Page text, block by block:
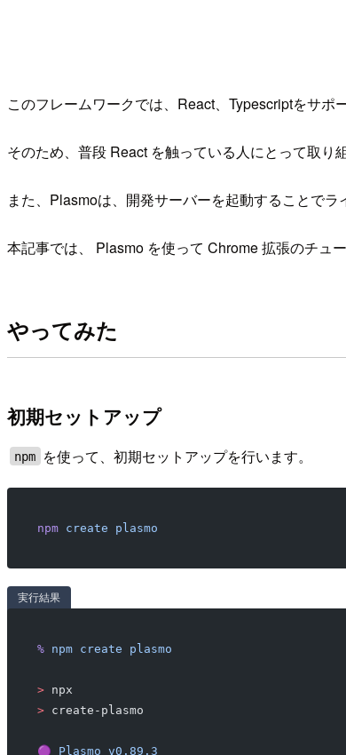
このフレームワークでは、React、Typescriptをサポ
そのため、普段 React を触っている人にとって取り
また、Plasmoは、開発サーバーを起動することで
本記事では、 Plasmo を使って Chrome 拡張のチュ
やってみた
初期セットアップ
npm を使って、初期セットアップを行います。
npm create plasmo
実行結果
% npm create plasmo
> npx
> create-plasmo
🟣 Plasmo v0.89.3